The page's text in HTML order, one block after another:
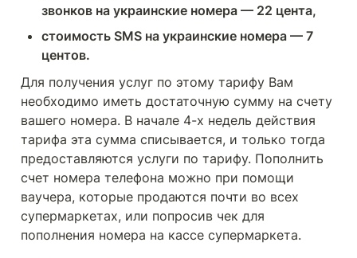
звонков на украинские номера — 22 цента,
стоимость SMS на украинские номера — 7
центов.
Для получения услуг по этому тарифу Вам
необходимо иметь достаточную сумму на счету
вашего номера. В начале 4-х недель действия
тарифа эта сумма списывается, и только тогда
предоставляются услуги по тарифу. Пополнить
счет номера телефона можно при помощи
ваучера, которые продаются почти во всех
супермаркетах, или попросив чек для
пополнения номера на кассе супермаркета.